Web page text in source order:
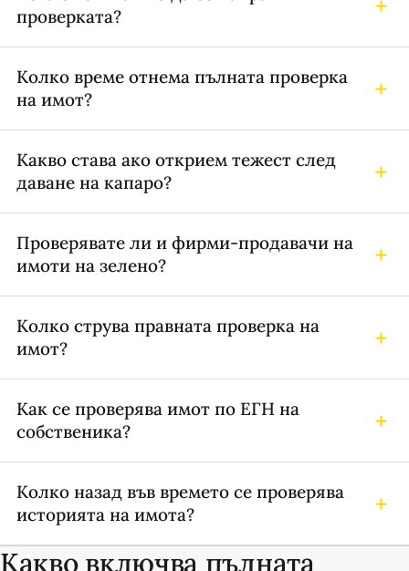
проверката?
Колко време отнема пълната проверка
на имот?
Какво става ако открием тежест след
даване на капаро?
Проверявате ли и фирми-продавачи на
имоти на зелено?
Колко струва правната проверка на
имот?
Как се проверява имот по ЕГН на
собственика?
Колко назад във времето се проверява
историята на имота?
Какво включва пълната